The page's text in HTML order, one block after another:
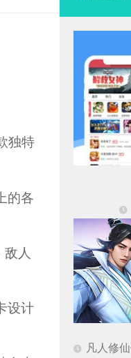
独特
的各
人
设计
凡人修